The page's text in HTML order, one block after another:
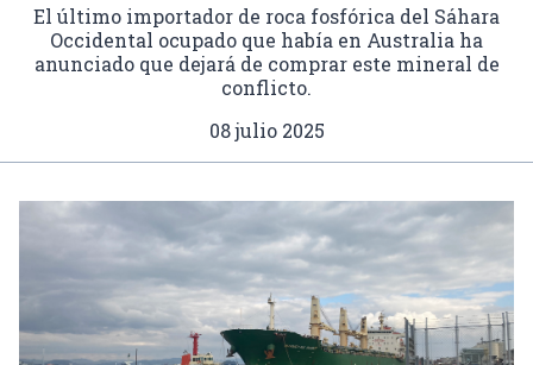
El último importador de roca fosfórica del Sáhara
Occidental ocupado que había en Australia ha
anunciado que dejará de comprar este mineral de
conflicto.
08 julio 2025